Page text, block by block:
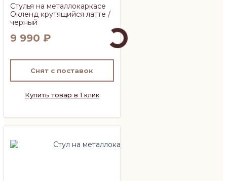
Стулья на металлокаркасе
Окленд крутящийся латте /
черный
9 990 ₽
Снят с поставок
Купить товар в 1 клик